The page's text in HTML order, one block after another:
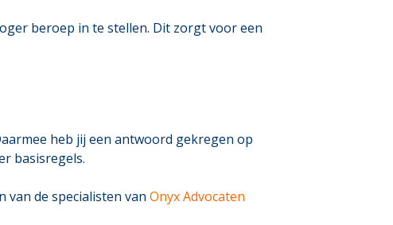
beroep in te stellen. Dit zorgt voor een
heb jij een antwoord gekregen op
basisregels.
van de specialisten vanOnyx Advocaten